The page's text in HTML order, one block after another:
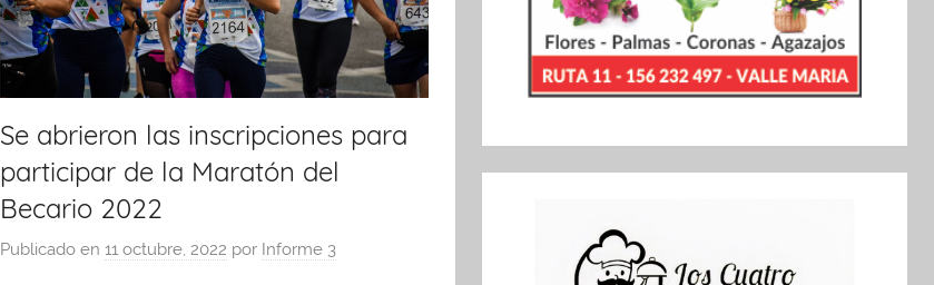
Se abrieron las inscripciones para
participar de la Maratón del
Becario 2022
Publicado en11 octubre, 2022 por Informe 3